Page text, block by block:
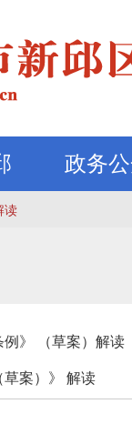
政务
读
例》 （草案）解读
草案）》 解读